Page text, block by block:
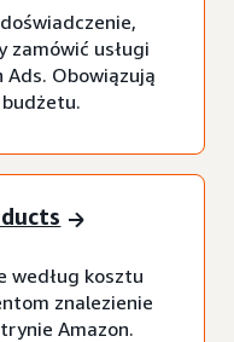
zamówić usługi
Ads. Obowiązują
według kosztu
znalezienie
Amazon.